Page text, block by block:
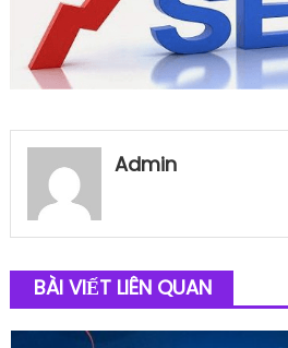
Admin
BÀI VIẾT LIÊN QUAN